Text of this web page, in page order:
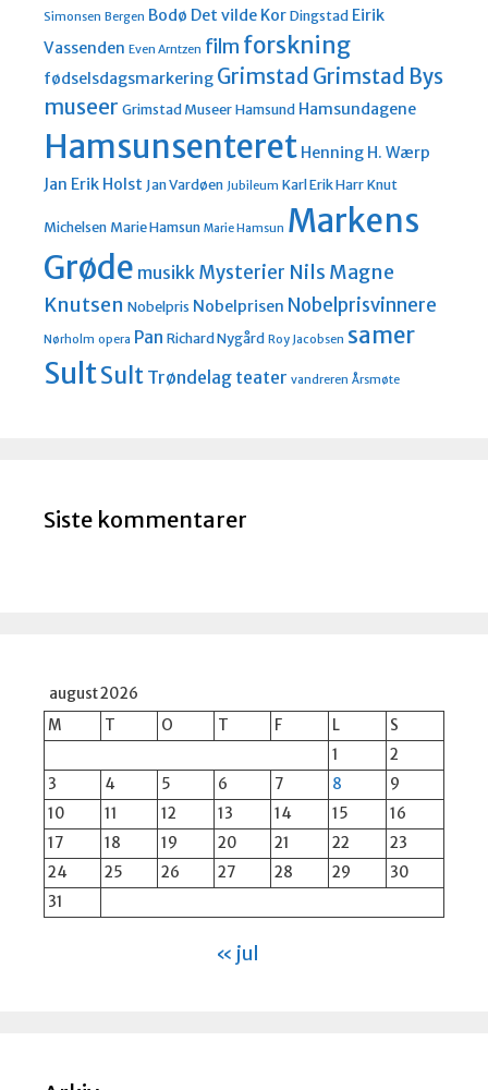
Simonsen Bergen Bodø Det vilde Kor Dingstad Eirik
Vassenden Even Arntzen film forskning
fødselsdagsmarkering Grimstad Grimstad Bys
museer Grimstad Museer Hamsund Hamsundagene
Hamsunsenteret Henning H. Wærp
Jan Erik Holst Jan Vardøen Jubileum Karl Erik Harr Knut
Michelsen Marie Hamsun Marie Hamsun Markens
Grøde musikk Mysterier Nils Magne
Knutsen Nobelpris Nobelprisen Nobelprisvinnere
Nørholm opera Pan Richard Nygård Roy Jacobsen samer
SultSult Trøndelag teater vandreren Årsmøte
Siste kommentarer
august 2026
M
T O T F L
S
1
2
3
4 5 6 7 8
9
10
11 12 13 14 15
16
17
18 19 20 21 22
23
24
25 26 27 28 29
30
31
« jul